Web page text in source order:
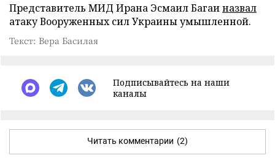
Представитель МИД Ирана Эсмаил Багаиназвал
атаку Вооруженных сил Украины умышленной.
Текст: Вера Басилая
Подписывайтесь на наши
каналы
Читать комментарии (2)